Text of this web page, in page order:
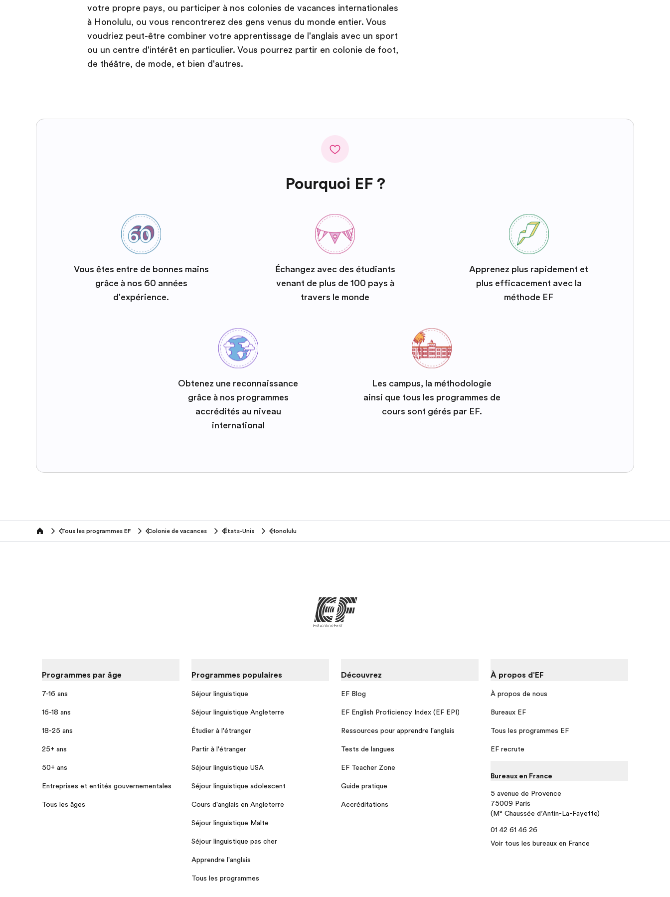
votre propre pays, ou participer à nos colonies de vacances internationales
à Honolulu, ou vous rencontrerez des gens venus du monde entier. Vous
voudriez peut-être combiner votre apprentissage de l'anglais avec un sport
ou un centre d'intérêt en particulier. Vous pourrez partir en colonie de foot,
de théâtre, de mode, et bien d'autres.
Pourquoi EF ?
Vous êtes entre de bonnes mains
grâce à nos 60 années
d'expérience.
Échangez avec des étudiants
venant de plus de 100 pays à
travers le monde
Apprenez plus rapidement et
plus efficacement avec la
méthode EF
Obtenez une reconnaissance
grâce à nos programmes
accrédités au niveau
international
Les campus, la méthodologie
ainsi que tous les programmes de
cours sont gérés par EF.
home Tous les programmes EF Colonie de vacances États-Unis Honolulu
Programmes par âge
7-16 ans
16-18 ans
18-25 ans
25+ ans
50+ ans
Entreprises et entités gouvernementales
Tous les âges
Programmes populaires
Séjour linguistique
Séjour linguistique Angleterre
Étudier à l'étranger
Partir à l'étranger
Séjour linguistique USA
Séjour linguistique adolescent
Cours d'anglais en Angleterre
Séjour linguistique Malte
Séjour linguistique pas cher
Apprendre l'anglais
Tous les programmes
Découvrez
EF Blog
EF English Proficiency Index (EF EPI)
Ressources pour apprendre l'anglais
Tests de langues
EF Teacher Zone
Guide pratique
Accréditations
À propos d'EF
À propos de nous
Bureaux EF
Tous les programmes EF
EF recrute
Bureaux en France
5 avenue de Provence
75009 Paris
(M° Chaussée d’Antin-La-Fayette)
01 42 61 46 26
Voir tous les bureaux en France